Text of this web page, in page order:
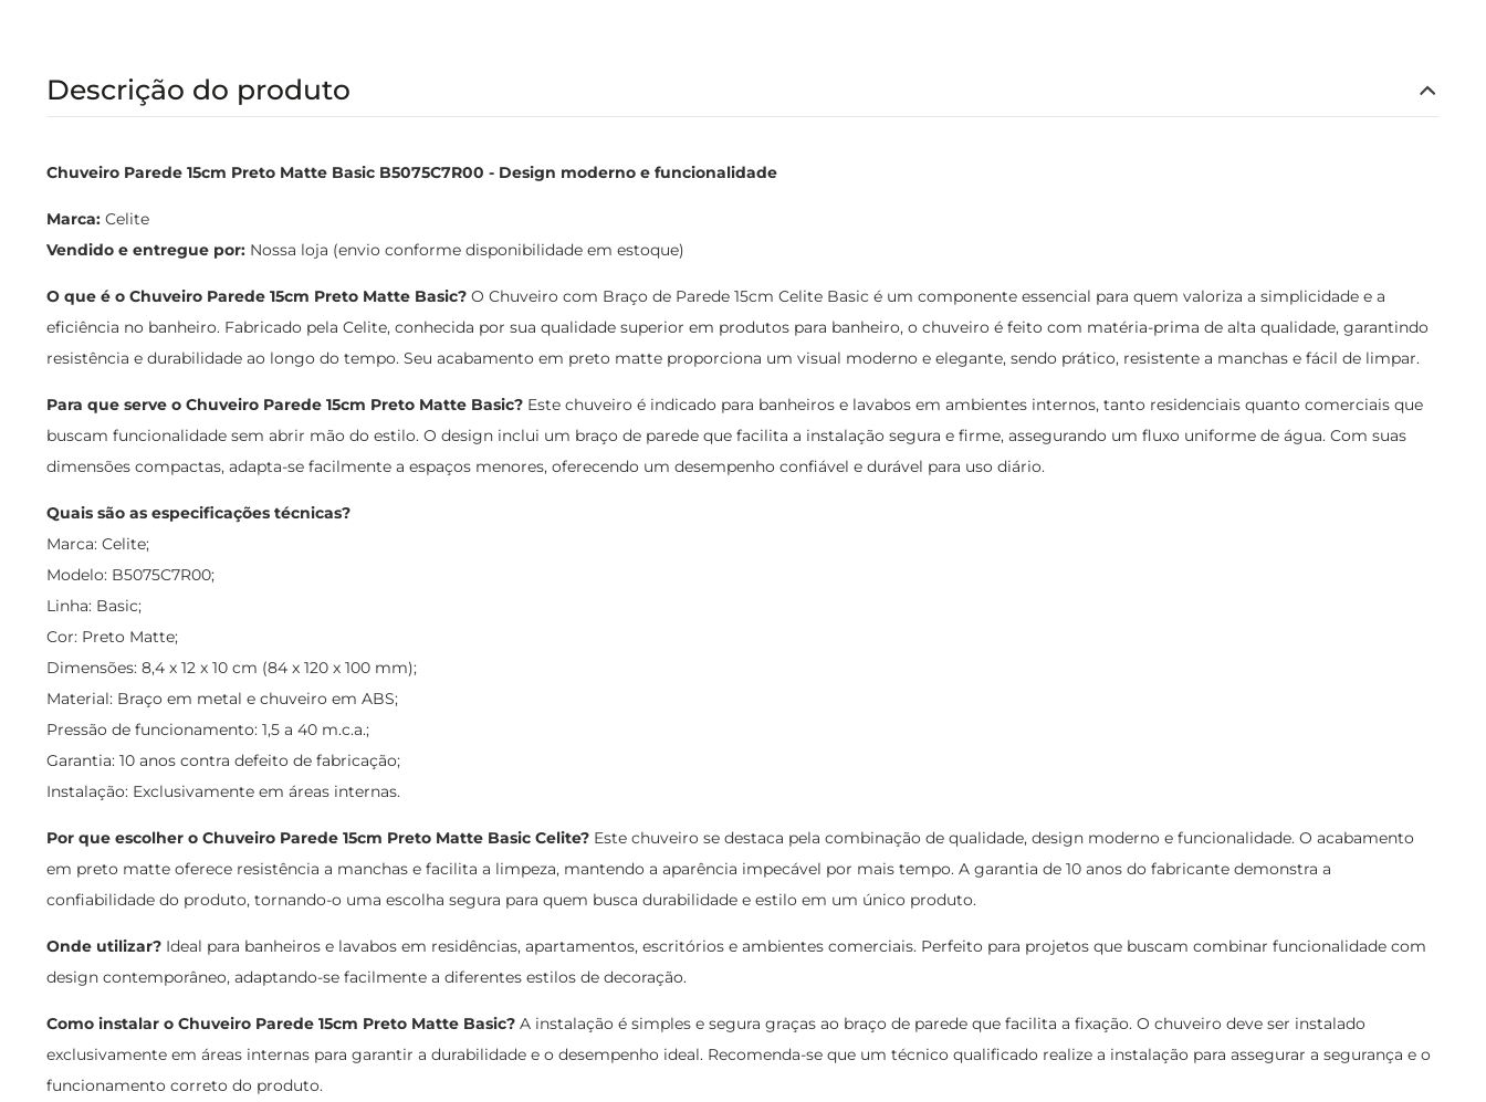
Descrição do produto
Chuveiro Parede 15cm Preto Matte Basic B5075C7R00 - Design moderno e funcionalidade
Marca: Celite
Vendido e entregue por: Nossa loja (envio conforme disponibilidade em estoque)
O que é o Chuveiro Parede 15cm Preto Matte Basic? O Chuveiro com Braço de Parede 15cm Celite Basic é um componente essencial para quem valoriza a simplicidade e a
eficiência no banheiro. Fabricado pela Celite, conhecida por sua qualidade superior em produtos para banheiro, o chuveiro é feito com matéria-prima de alta qualidade, garantindo
resistência e durabilidade ao longo do tempo. Seu acabamento em preto matte proporciona um visual moderno e elegante, sendo prático, resistente a manchas e fácil de limpar.
Para que serve o Chuveiro Parede 15cm Preto Matte Basic? Este chuveiro é indicado para banheiros e lavabos em ambientes internos, tanto residenciais quanto comerciais que
buscam funcionalidade sem abrir mão do estilo. O design inclui um braço de parede que facilita a instalação segura e firme, assegurando um fluxo uniforme de água. Com suas
dimensões compactas, adapta-se facilmente a espaços menores, oferecendo um desempenho confiável e durável para uso diário.
Quais são as especificações técnicas?
Marca: Celite;
Modelo: B5075C7R00;
Linha: Basic;
Cor: Preto Matte;
Dimensões: 8,4 x 12 x 10 cm (84 x 120 x 100 mm);
Material: Braço em metal e chuveiro em ABS;
Pressão de funcionamento: 1,5 a 40 m.c.a.;
Garantia: 10 anos contra defeito de fabricação;
Instalação: Exclusivamente em áreas internas.
Por que escolher o Chuveiro Parede 15cm Preto Matte Basic Celite? Este chuveiro se destaca pela combinação de qualidade, design moderno e funcionalidade. O acabamento
em preto matte oferece resistência a manchas e facilita a limpeza, mantendo a aparência impecável por mais tempo. A garantia de 10 anos do fabricante demonstra a
confiabilidade do produto, tornando-o uma escolha segura para quem busca durabilidade e estilo em um único produto.
Onde utilizar? Ideal para banheiros e lavabos em residências, apartamentos, escritórios e ambientes comerciais. Perfeito para projetos que buscam combinar funcionalidade com
design contemporâneo, adaptando-se facilmente a diferentes estilos de decoração.
Como instalar o Chuveiro Parede 15cm Preto Matte Basic? A instalação é simples e segura graças ao braço de parede que facilita a fixação. O chuveiro deve ser instalado
exclusivamente em áreas internas para garantir a durabilidade e o desempenho ideal. Recomenda-se que um técnico qualificado realize a instalação para assegurar a segurança e o
funcionamento correto do produto.